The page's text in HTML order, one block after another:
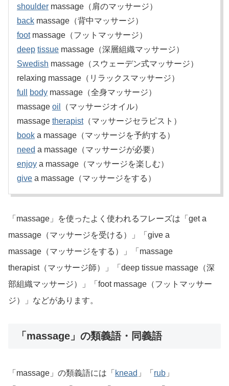
shoulder massage（肩のマッサージ）
back massage（背中マッサージ）
footmassage（フットマッサージ）
deep tissue massage（深層組織マッサージ）
Swedish massage（スウェーデン式マッサージ）
relaxing massage（リラックスマッサージ）
full
body massage（全身マッサージ）
massage oil
（マッサージオイル）
massage therapist（マッサージセラピスト）
book a massage（マッサージを予約する）
need a massage（マッサージが必要）
enjoy a massage（マッサージを楽しむ）
give a massage（マッサージをする）
「massage」を使ったよく使われるフレーズは「get a
massage（マッサージを受ける）」「give a
massage（マッサージをする）」「massage
therapist（マッサージ師）」「deep tissue massage（深
部組織マッサージ）」「foot massage（フットマッサー
ジ）」などがあります。
「massage」の類義語・同義語
「massage」の類義語には「 knead 」「 rub 」